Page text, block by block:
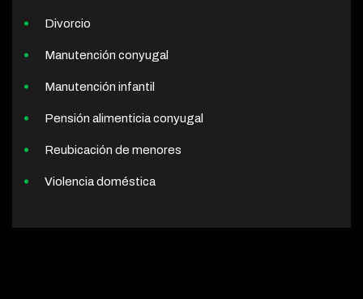
Divorcio
Manutención conyugal
Manutención infantil
Pensión alimenticia conyugal
Reubicación de menores
Violencia doméstica